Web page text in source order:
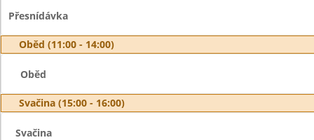
Přesnídávka
Oběd (11:00 - 14:00)
Oběd
Svačina (15:00 - 16:00)
Svačina